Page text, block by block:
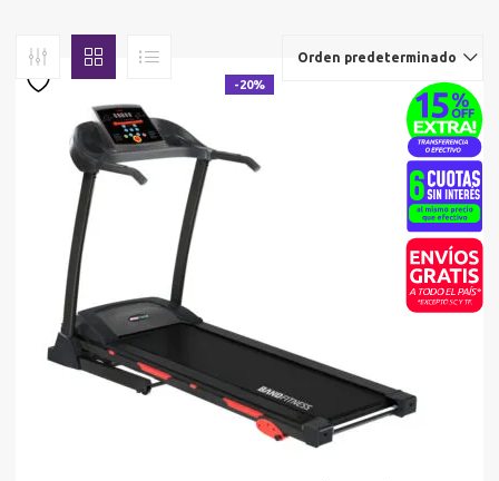
Orden predeterminado
-20%